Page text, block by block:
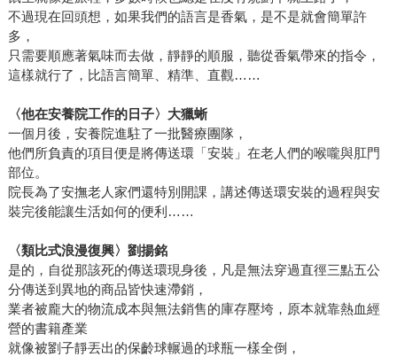
不過現在回頭想，如果我們的語言是香氣，是不是就會簡單許
多，
只需要順應著氣味而去做，靜靜的順服，聽從香氣帶來的指令，
這樣就行了，比語言簡單、精準、直觀……
〈他在安養院工作的日子〉大獵蜥
一個月後，安養院進駐了一批醫療團隊，
他們所負責的項目便是將傳送環「安裝」在老人們的喉嚨與肛門
部位。
院長為了安撫老人家們還特別開課，講述傳送環安裝的過程與安
裝完後能讓生活如何的便利……
〈類比式浪漫復興〉劉揚銘
是的，自從那該死的傳送環現身後，凡是無法穿過直徑三點五公
分傳送到異地的商品皆快速滯銷，
業者被龐大的物流成本與無法銷售的庫存壓垮，原本就靠熱血經
營的書籍產業
就像被劉子靜丟出的保齡球輾過的球瓶一樣全倒，